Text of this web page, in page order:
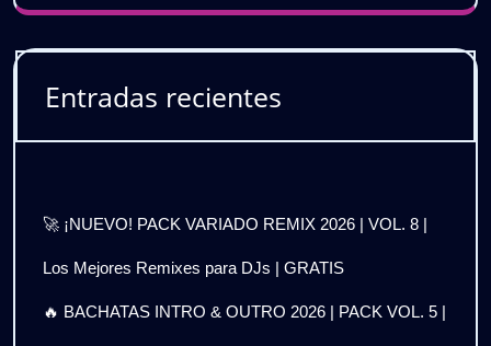
Entradas recientes
🚀 ¡NUEVO! PACK VARIADO REMIX 2026 | VOL. 8 |
Los Mejores Remixes para DJs | GRATIS
🔥 BACHATAS INTRO & OUTRO 2026 | PACK VOL. 5 |